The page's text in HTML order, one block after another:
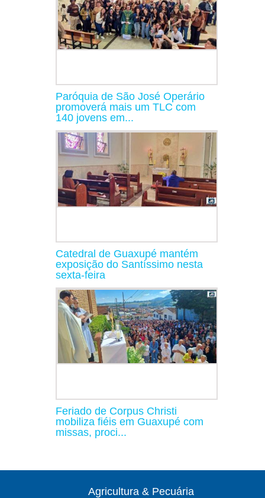
Paróquia de São José Operário
promoverá mais um TLC com
140 jovens em...
Catedral de Guaxupé mantém
exposição do Santíssimo nesta
sexta-feira
Feriado de Corpus Christi
mobiliza fiéis em Guaxupé com
missas, proci...
Agricultura & Pecuária